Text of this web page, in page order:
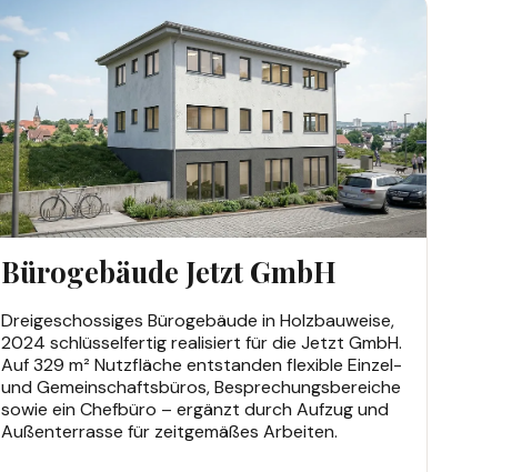
Bürogebäude Jetzt GmbH
Dreigeschossiges Bürogebäude in Holzbauweise,
2024 schlüsselfertig realisiert für die Jetzt GmbH.
Auf 329 m² Nutzfläche entstanden flexible Einzel-
und Gemeinschaftsbüros, Besprechungsbereiche
sowie ein Chefbüro – ergänzt durch Aufzug und
Außenterrasse für zeitgemäßes Arbeiten.